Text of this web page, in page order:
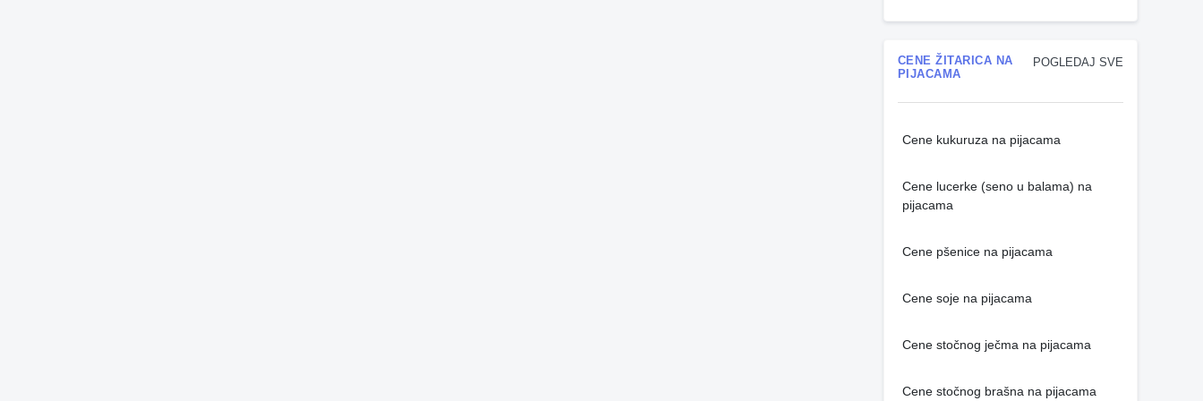
POGLEDAJ SVE
CENE ŽITARICA NA
PIJACAMA
Cene kukuruza na pijacama
Cene lucerke (seno u balama) na
pijacama
Cene pšenice na pijacama
Cene soje na pijacama
Cene stočnog ječma na pijacama
Cene stočnog brašna na pijacama